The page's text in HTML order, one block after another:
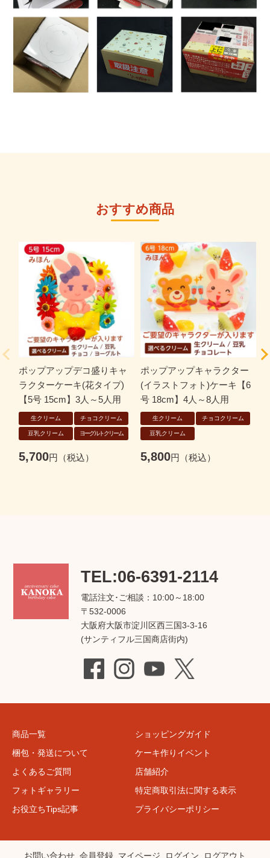
おすすめ商品
ポップアップデコ盛りキャ
ラクターケーキ(花タイプ)
【5号 15cm】3人～5人用
生クリーム チョコクリーム
豆乳クリーム ヨーグルトクリーム
5,700
ポップアップキャラクター
(イラストフォト)ケーキ【6
号 18cm】4人～8人用
生クリーム チョコクリーム
豆乳クリーム
5,800
TEL:06-6391-2114
電話注文･ご相談：10:00～18:00
〒532-0006
大阪府大阪市淀川区西三国3-3-16
(サンティフル三国商店街内)
商品一覧
梱包・発送について
よくあるご質問
フォトギャラリー
お役立ちTips記事
ショッピングガイド
ケーキ作りイベント
店舗紹介
特定商取引法に関する表示
プライバシーポリシー
お問い合わせ 会員登録 マイページ ログイン ログアウト